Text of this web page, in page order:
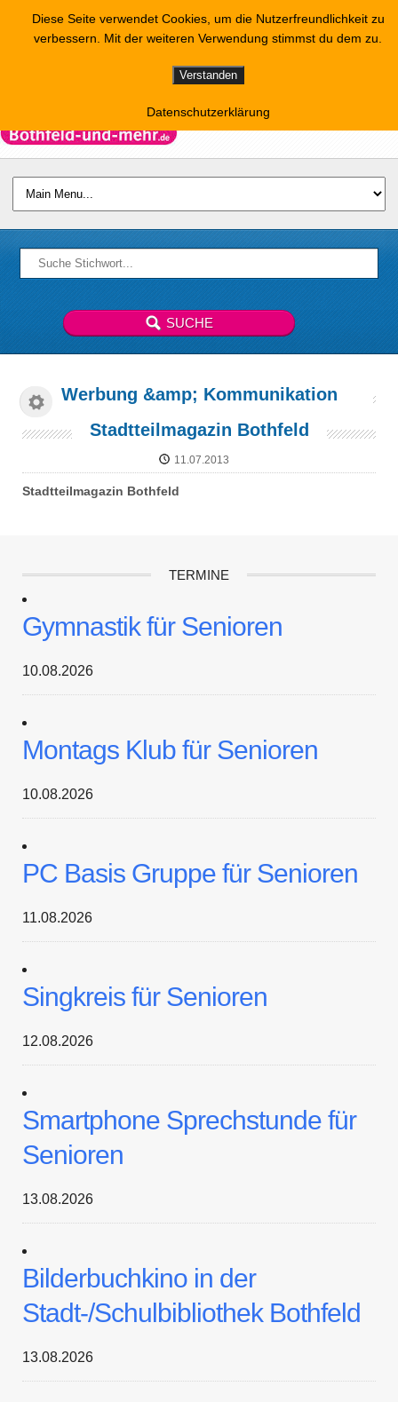
Werbung &amp; Kommunikation
Stadtteilmagazin Bothfeld
11.07.2013
Stadtteilmagazin Bothfeld
TERMINE
Gymnastik für Senioren
10.08.2026
Montags Klub für Senioren
10.08.2026
PC Basis Gruppe für Senioren
11.08.2026
Singkreis für Senioren
12.08.2026
Smartphone Sprechstunde für
Senioren
13.08.2026
Bilderbuchkino in der
Stadt-/Schulbibliothek Bothfeld
13.08.2026
Diese Seite verwendet Cookies, um die Nutzerfreundlichkeit zu
verbessern. Mit der weiteren Verwendung stimmst du dem zu.
Verstanden
Datenschutzerklärung